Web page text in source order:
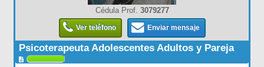
Cédula Prof. 3079277
Ver teléfono Enviar mensaje
Psicoterapeuta Adolescentes Adultos y Pareja